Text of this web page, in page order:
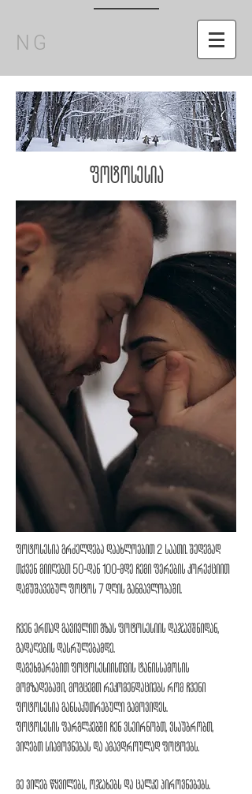
NG
ფოტოსესია
ფოტოსესია გრძელდება დაახლოებით 2 საათი. შედეგად
თქვენ მიიღებთ 50-დან 100-მდე ჩემი ფერების კორექციით
დამუშავებულ ფოტოს 7 დღის განმავლობაში.
ჩვენ ერთად გავივლით გზას ფოტოსესიის დაჯავშნიდან,
გადაღების დასრულებამდე.
დაგეხმარებით ფოტოსესიისთვის ტანისსამოსის
მომზადებაში, მოგცემთ რეკომენდაციებს რომ ჩვენი
ფოტოსესია განსაკუთრებული გამოვიდეს.
ფოტოსესის ფარგლკებში ჩენ ვსეირნობთ, ვსაუბრობთ,
ვიღებთ სიამოვნებას და ამავდროულად ფოტოებს.
მე ვიღებ წყვილებს, ოჯახებს და ცალკე პიროვნებებს.